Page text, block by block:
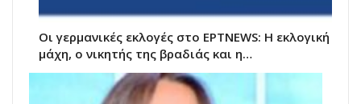
Οι γερμανικές εκλογές στο ΕΡΤNEWS: Η εκλογική
μάχη, ο νικητής της βραδιάς και η…